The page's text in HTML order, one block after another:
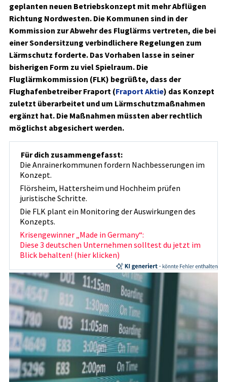
geplanten neuen Betriebskonzept mit mehr Abflügen
Richtung Nordwesten. Die Kommunen sind in der
Kommission zur Abwehr des Fluglärms vertreten, die bei
einer Sondersitzung verbindlichere Regelungen zum
Lärmschutz forderte. Das Vorhaben lasse in seiner
bisherigen Form zu viel Spielraum. Die
Fluglärmkommission (FLK) begrüßte, dass der
Flughafenbetreiber Fraport (Fraport Aktie) das Konzept
zuletzt überarbeitet und um Lärmschutzmaßnahmen
ergänzt hat. Die Maßnahmen müssten aber rechtlich
möglichst abgesichert werden.
Für dich zusammengefasst:
Die Anrainerkommunen fordern Nachbesserungen im
Konzept.
Flörsheim, Hattersheim und Hochheim prüfen
juristische Schritte.
Die FLK plant ein Monitoring der Auswirkungen des
Konzepts.
Krisengewinner „Made in Germany“:
Diese 3 deutschen Unternehmen solltest du jetzt im
Blick behalten! (hier klicken)